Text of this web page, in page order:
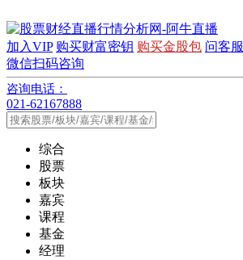
加入VIP 购买财富密钥 购买金股包 问客服
微信扫码咨询
咨询电话：
021-62167888
综合
股票
板块
嘉宾
课程
基金
经理